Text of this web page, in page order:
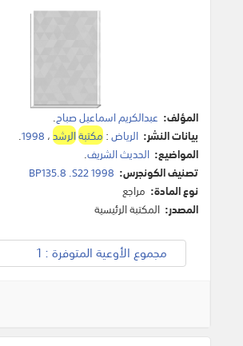
المؤلف: عبدالكريم اسماعيل صباح.
بيانات النشر: الرياض:مكتبةالرشد، 1998
.
المواضيع: الحديث الشريف.
تصنيف الكونجرس: BP135.8 .S22 1998
نوع المادة: مراجع
المصدر: المكتبة الرئيسية
مجموع الأوعية المتوفرة : 1